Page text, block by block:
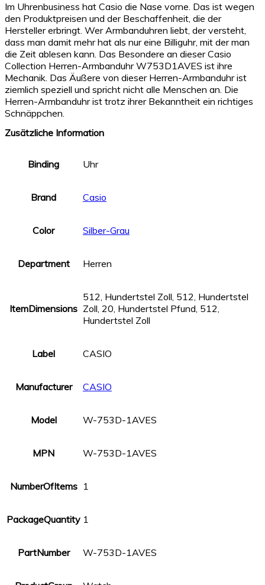
Im Uhrenbusiness hat Casio die Nase vorne. Das ist wegen
den Produktpreisen und der Beschaffenheit, die der
Hersteller erbringt. Wer Armbanduhren liebt, der versteht,
dass man damit mehr hat als nur eine Billiguhr, mit der man
die Zeit ablesen kann. Das Besondere an dieser Casio
Collection Herren-Armbanduhr W753D1AVES ist ihre
Mechanik. Das Äußere von dieser Herren-Armbanduhr ist
ziemlich speziell und spricht nicht alle Menschen an. Die
Herren-Armbanduhr ist trotz ihrer Bekanntheit ein richtiges
Schnäppchen.
Zusätzliche Information
Binding Uhr
Brand Casio
Color Silber-Grau
Department Herren
ItemDimensions
512, Hundertstel Zoll, 512, Hundertstel
Zoll, 20, Hundertstel Pfund, 512,
Hundertstel Zoll
Label CASIO
Manufacturer CASIO
Model W-753D-1AVES
MPN W-753D-1AVES
NumberOfItems 1
PackageQuantity 1
PartNumber W-753D-1AVES